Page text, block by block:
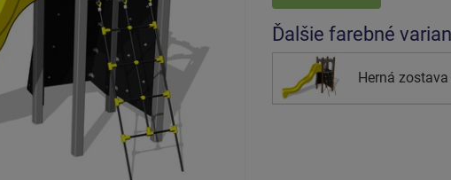
Ďalšie farebné
Herná